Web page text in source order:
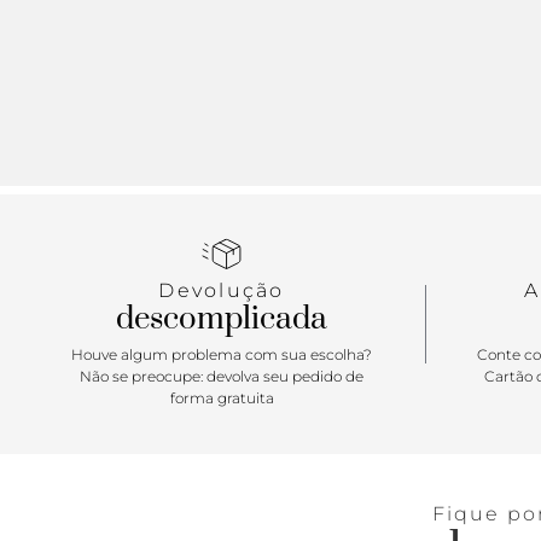
Devolução
descomplicada
Houve algum problema com sua escolha?
Não se preocupe: devolva seu pedido de
forma gratuita
Conte
Cartão
Fique